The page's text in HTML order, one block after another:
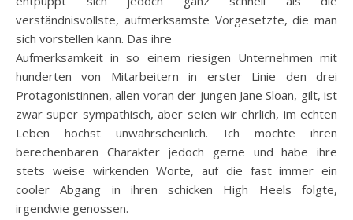
verständnisvollste, aufmerksamste Vorgesetzte, die man
sich vorstellen kann. Das ihre
Aufmerksamkeit in so einem riesigen Unternehmen mit
hunderten von Mitarbeitern in erster Linie den drei
Protagonistinnen, allen voran der jungen Jane Sloan, gilt, ist
zwar super sympathisch, aber seien wir ehrlich, im echten
Leben höchst unwahrscheinlich. Ich mochte ihren
berechenbaren Charakter jedoch gerne und habe ihre
stets weise wirkenden Worte, auf die fast immer ein
cooler Abgang in ihren schicken High Heels folgte,
irgendwie genossen.